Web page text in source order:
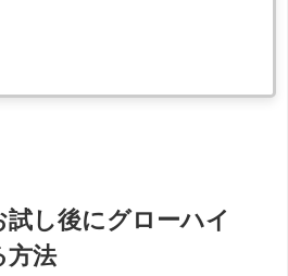
試し後にグローハイ
方法